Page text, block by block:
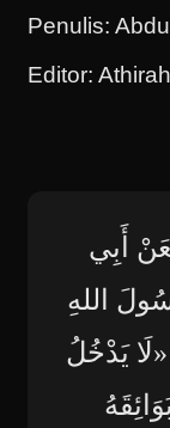
Penulis:
Editor:
‌أَبِي
اللهِ
يَدْخُلُ